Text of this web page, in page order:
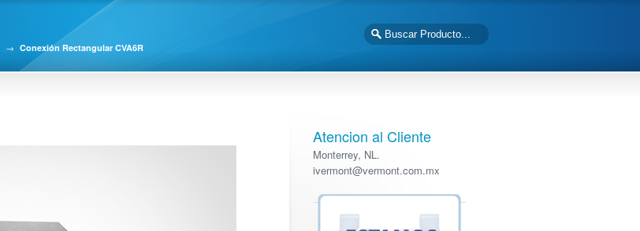
→ Conexión Rectangular CVA6R
Atencion al Cliente
Monterrey, NL.
ivermont@vermont.com.mx